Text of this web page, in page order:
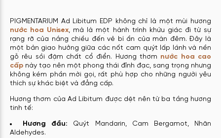
PIGMENTARIUM Ad Libitum EDP không chỉ là một mùi hương
nước hoa Unisex, mà là một hành trình khứu giác đi từ sự
rạng rỡ của nắng chiều đến vẻ bí ẩn của màn đêm. Đây là
một bản giao hưởng giữa các nốt cam quýt lấp lánh và nền
gỗ rêu sồi đậm chất cổ điển. Hương thơm nước hoa cao
cấp này tạo nên một phong thái đĩnh đạc, sang trọng nhưng
không kém phần mời gọi, rất phù hợp cho những người yêu
thích sự khác biệt và đẳng cấp.
Hương thơm của Ad Libitum được dệt nên từ ba tầng hương
tinh tế:
Hương đầu: Quýt Mandarin, Cam Bergamot, Nhãn
Aldehydes.